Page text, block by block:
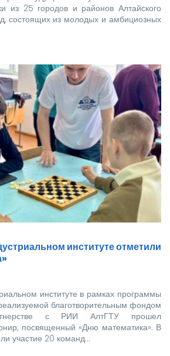
из 25 городов и районов Алтайского
состоящих из молодых и амбициозных
институте отметили
институте в рамках программы
благотворительным фондом
с РИИ АлтГТУ прошел
посвященный «Дню математика». В
участие 20 команд…